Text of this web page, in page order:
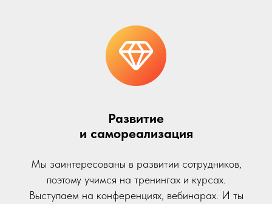
Развитие
и самореализация
Мы заинтересованы в развитии сотрудников,
поэтому учимся на тренингах и курсах.
Выступаем на конференциях, вебинарах. И ты